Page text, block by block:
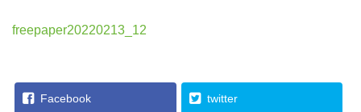
freepaper20220213_12
Facebook twitter